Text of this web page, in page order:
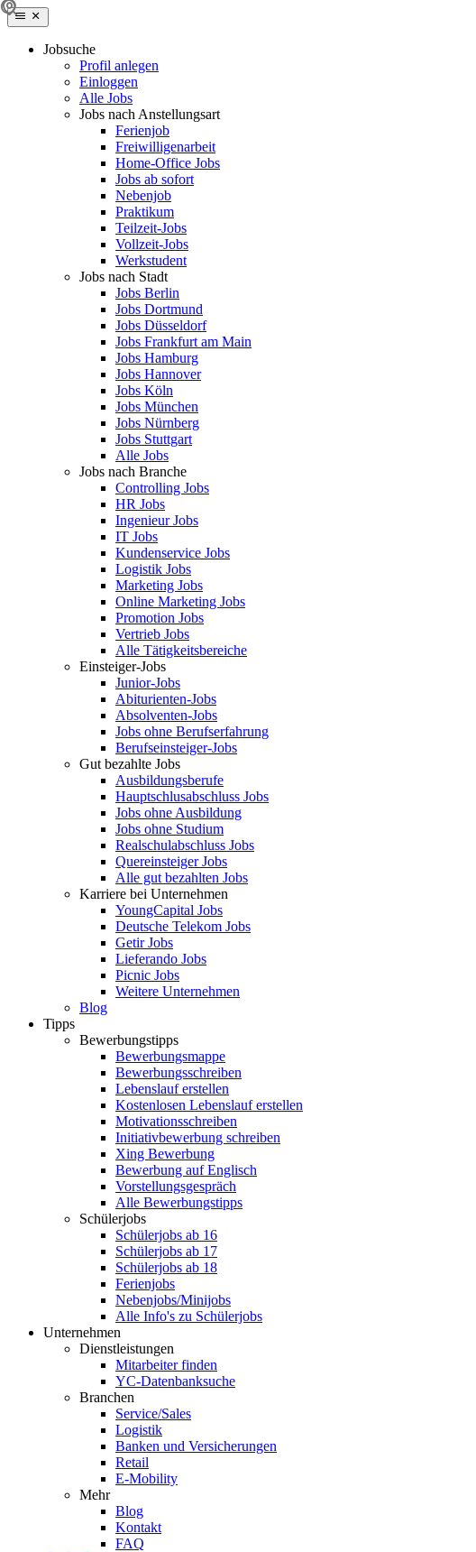
Jobsuche
Profil anlegen
Einloggen
Alle Jobs
Jobs nach Anstellungsart
Ferienjob
Freiwilligenarbeit
Home-Office Jobs
Jobs ab sofort
Nebenjob
Praktikum
Teilzeit-Jobs
Vollzeit-Jobs
Werkstudent
Jobs nach Stadt
Jobs Berlin
Jobs Dortmund
Jobs Düsseldorf
Jobs Frankfurt am Main
Jobs Hamburg
Jobs Hannover
Jobs Köln
Jobs München
Jobs Nürnberg
Jobs Stuttgart
Alle Jobs
Jobs nach Branche
Controlling Jobs
HR Jobs
Ingenieur Jobs
IT Jobs
Kundenservice Jobs
Logistik Jobs
Marketing Jobs
Online Marketing Jobs
Promotion Jobs
Vertrieb Jobs
Alle Tätigkeitsbereiche
Einsteiger-Jobs
Junior-Jobs
Abiturienten-Jobs
Absolventen-Jobs
Jobs ohne Berufserfahrung
Berufseinsteiger-Jobs
Gut bezahlte Jobs
Ausbildungsberufe
Hauptschlusabschluss Jobs
Jobs ohne Ausbildung
Jobs ohne Studium
Realschulabschluss Jobs
Quereinsteiger Jobs
Alle gut bezahlten Jobs
Karriere bei Unternehmen
YoungCapital Jobs
Deutsche Telekom Jobs
Getir Jobs
Lieferando Jobs
Picnic Jobs
Weitere Unternehmen
Blog
Tipps
Bewerbungstipps
Bewerbungsmappe
Bewerbungsschreiben
Lebenslauf erstellen
Kostenlosen Lebenslauf erstellen
Motivationsschreiben
Initiativbewerbung schreiben
Xing Bewerbung
Bewerbung auf Englisch
Vorstellungsgespräch
Alle Bewerbungstipps
Schülerjobs
Schülerjobs ab 16
Schülerjobs ab 17
Schülerjobs ab 18
Ferienjobs
Nebenjobs/Minijobs
Alle Info's zu Schülerjobs
Unternehmen
Dienstleistungen
Mitarbeiter finden
YC-Datenbanksuche
Branchen
Service/Sales
Logistik
Banken und Versicherungen
Retail
E-Mobility
Mehr
Blog
Kontakt
FAQ